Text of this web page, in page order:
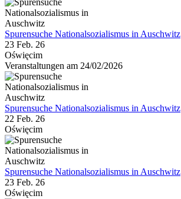
Spurensuche Nationalsozialismus in Auschwitz
23 Feb. 26
Oświęcim
Veranstaltungen am 24/02/2026
Spurensuche Nationalsozialismus in Auschwitz
22 Feb. 26
Oświęcim
Spurensuche Nationalsozialismus in Auschwitz
23 Feb. 26
Oświęcim